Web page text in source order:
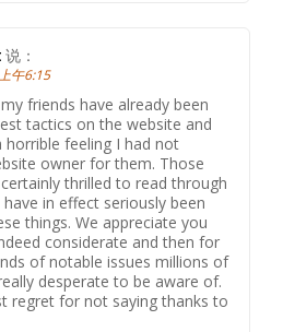
说：
午6:15
friends have already been
tactics on the website and
feeling I had not
owner for them. Those
thrilled to read through
in effect seriously been
things. We appreciate you
considerate and then for
of notable issues millions of
desperate to be aware of.
regret for not saying thanks to